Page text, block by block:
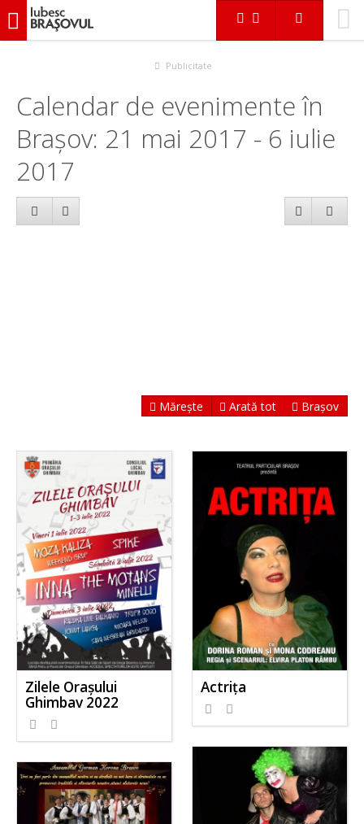
iubescbraşovul.ro
Publicitate
Calendar de evenimente în
Brașov: 21 mai 2017 - 6 iulie
2017
Mărește Arată tot Brașov
Zilele Orașului
Ghimbav 2022
Actriţa